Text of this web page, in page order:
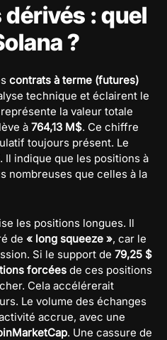
: quel
?
contrats à terme (futures)
technique et éclairent le
la valeur totale
à 764,13 M$. Ce chiffre
toujours présent. Le
. Il indique que les positions à
nombreuses que celles à la
les positions longues. Il
de « long squeeze », car le
Si le support de 79,25 $
forcées de ces positions
Cela accélérerait
Le volume des échanges
accrue, avec une
. Une cassure de